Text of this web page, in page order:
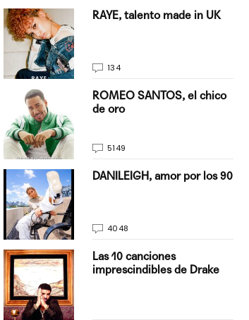
RAYE, talento made in UK
134
ROMEO SANTOS, el chico
de oro
5149
DANILEIGH, amor por los 90
4048
Las 10 canciones
imprescindibles de Drake